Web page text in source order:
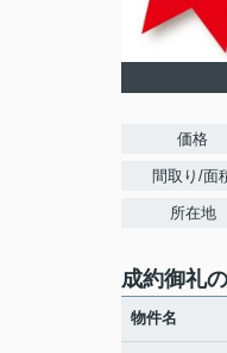
価格
間取り/面
所在地
成約御礼
物件名